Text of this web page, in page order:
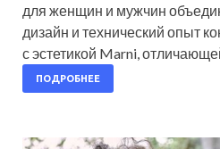
для женщин и мужчин
дизайн и технический опыт
с эстетикой Marni,
ПОДРОБНЕЕ